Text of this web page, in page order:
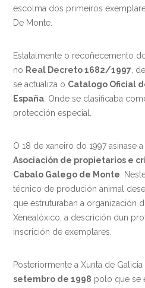
escolma dos primeiros
De Monte.
Estatalmente o recoñecemento
no Real Decreto 1682/1997 ,
se actualiza o Catalogo Oficial
España . Onde se clasificaba
protección especial.
O 18 de xaneiro do 1997 asinase
Asociación de propietarios e
Cabalo Galego de Monte .
técnico de produción animal
que estruturaban a organización
Xenealóxico, a descrición dun
inscrición de exemplares.
Posteriormente a Xunta de
setembro de 1998 polo que se